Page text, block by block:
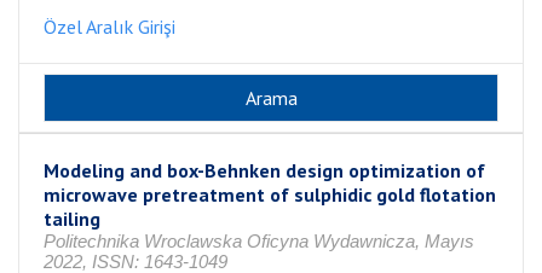
Özel Aralık Girişi
Modeling and box-Behnken design optimization of
microwave pretreatment of sulphidic gold flotation
tailing
Politechnika Wroclawska Oficyna Wydawnicza, Mayıs
2022, ISSN: 1643-1049